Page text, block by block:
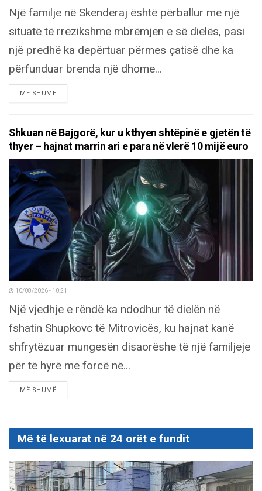
Një familje në Skenderaj është përballur me një
situatë të rrezikshme mbrëmjen e së dielës, pasi
një predhë ka depërtuar përmes çatisë dhe ka
përfunduar brenda një dhome...
MË SHUMËDETAILS
Shkuan në Bajgorë, kur u kthyen shtëpinë e gjetën të
thyer – hajnat marrin ari e para në vlerë 10 mijë euro
10/08/2026 - 10:21
Një vjedhje e rëndë ka ndodhur të dielën në
fshatin Shupkovc të Mitrovicës, ku hajnat kanë
shfrytëzuar mungesën disaorëshe të një familjeje
për të hyrë me forcë në...
MË SHUMËDETAILS
Më të lexuarat në 24 orët e fundit